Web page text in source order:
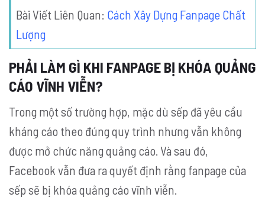
Bài Viết Liên Quan: Cách Xây Dựng Fanpage Chất
Lượng
PHẢI LÀM GÌ KHI FANPAGE BỊ KHÓA QUẢNG
CÁO VĨNH VIỄN?
Trong một số trường hợp, mặc dù sếp đã yêu cầu
kháng cáo theo đúng quy trình nhưng vẫn không
được mở chức năng quảng cáo. Và sau đó,
Facebook vẫn đưa ra quyết định rằng fanpage của
sếp sẽ bị khóa quảng cáo vĩnh viễn.